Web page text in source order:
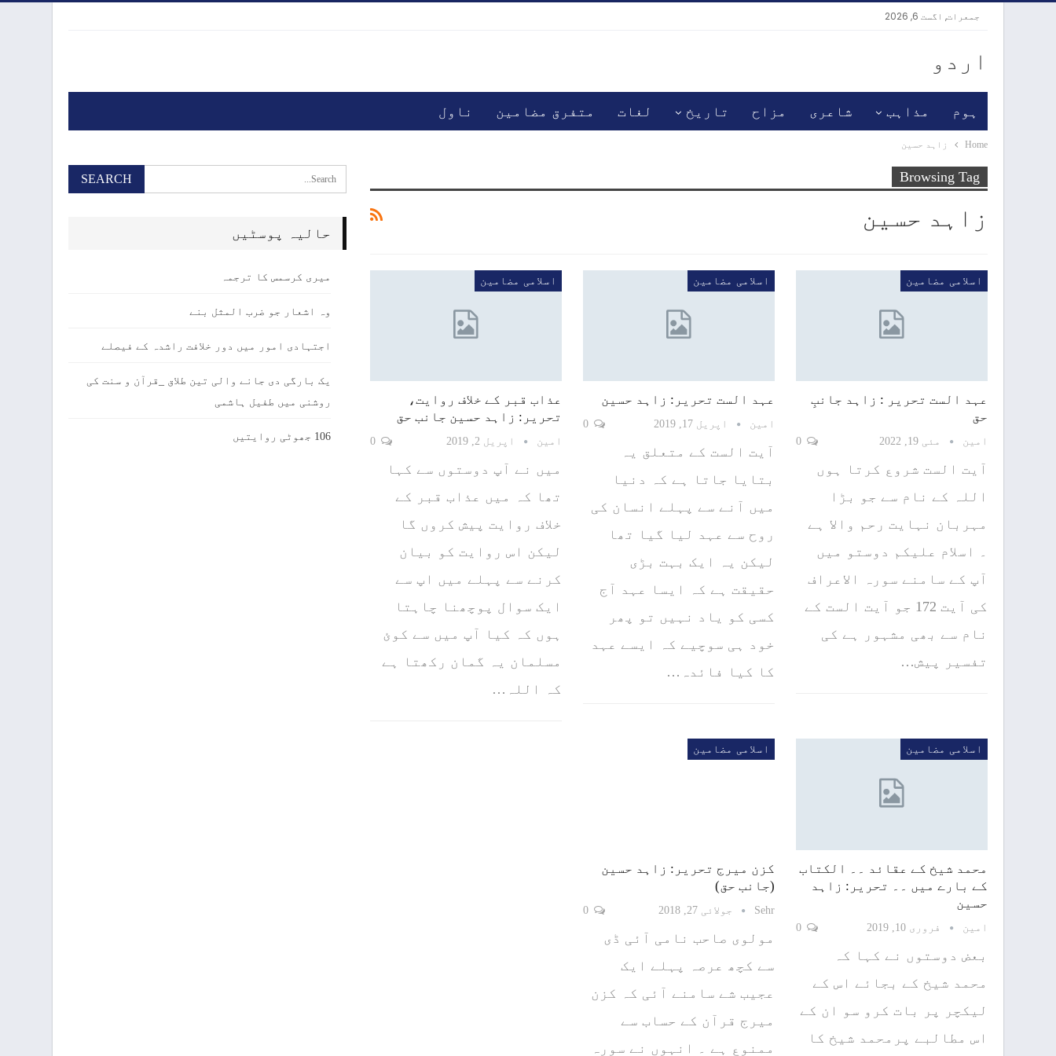
جمعرات, اگست 6, 2026
اردو
ہوم مذاہب شاعری مزاح تاریخ لغات متفرق مضامین ناول
Home زاہد حسین
Browsing Tag
زاہد حسین
اسلامی مضامین
عہد الست تحریر : زاہد جانبِ
حق
امین مئی 19, 2022
آیت الست شروع کرتا ہوں
اللہ کے نام سے جو بڑا
مہربان نہایت رحم والا ہے
۔ اسلام علیکم دوستو میں
آپ کے سامنے سورہ الاعراف
کی آیت 172 جو آیت الست کے
نام سے بھی مشہور ہے کی
تفسیر پیش…
اسلامی مضامین
عہد الست تحریر: زاہد حسین
امین اپریل 17, 2019
آیت الست کے متعلق یہ
بتایا جاتا ہے کہ دنیا
میں آنے سے پہلے انسان کی
روح سے عہد لیا گیا تھا
لیکن یہ ایک بہت بڑی
حقیقت ہے کہ ایسا عہد آج
کسی کو یاد نہیں تو پھر
خود ہی سوچیے کہ ایسے عہد
کا کیا فائدہ…
اسلامی مضامین
عذاب قبر کے خلاف روایت،
تحریر: زاہد حسین جانب حق
امین اپریل 2, 2019
میں نے آپ دوستوں سے کہا
تھا کہ میں عذاب قبر کے
خلاف روایت پیش کروں گا
لیکن اس روایت کو بیان
کرنے سے پہلے میں اپ سے
ایک سوال پوچھنا چاہتا
ہوں کہ کیا آپ میں سے کوئ
مسلمان یہ گمان رکھتا ہے
کہ اللہ…
اسلامی مضامین
محمد شیخ کے عقائد ۔۔ الکتاب
کے بارے میں ۔۔ تحریر: زاہد
حسین
امین فروری 10, 2019
بعض دوستوں نے کہا کہ
محمد شیخ کے بجائے اس کے
لیکچر پر بات کرو سو ان کے
اس مطالبے پرمحمد شیخ کا
اسلامی مضامین
کزن میرج تحریر: زاہد حسین
(جانب حق)
Sehr جولائی 27, 2018
مولوی صاحب نامی آئی ڈی
سے کچھ عرصہ پہلے ایک
عجیب شے سامنے آئی کہ کزن
میرج قرآن کے حساب سے
ممنوع ہے ۔ انہوں نے سورہ
حالیہ پوسٹیں
میری کرسمس کا ترجمہ
وہ اشعار جو ضرب المثل بنے
اجتہادی امور میں دور خلافت راشدہ کے فیصلے
یک بارگی دی جانے والی تین طلاق _قرآن و سنت کی
روشنی میں طفیل ہاشمی
106 جھوٹی روایتیں